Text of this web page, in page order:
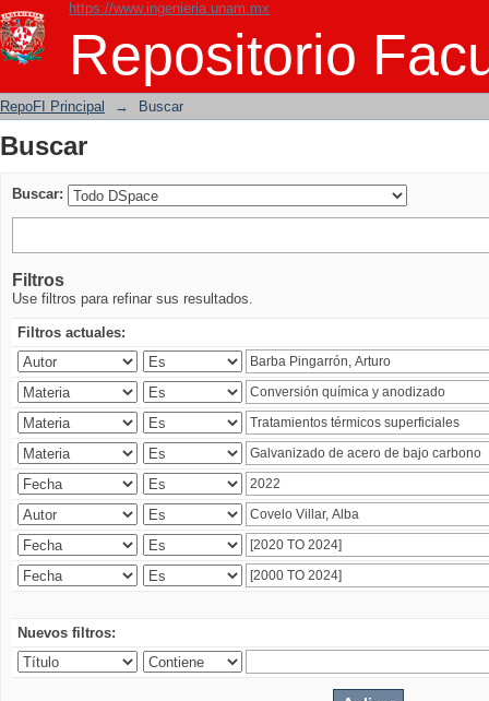
https://www.ingenieria.unam.mx
Repositorio
Buscar
RepoFI Principal → Buscar
Buscar
Buscar:
Filtros
Use filtros para refinar sus resultados.
Filtros actuales:
Nuevos filtros: